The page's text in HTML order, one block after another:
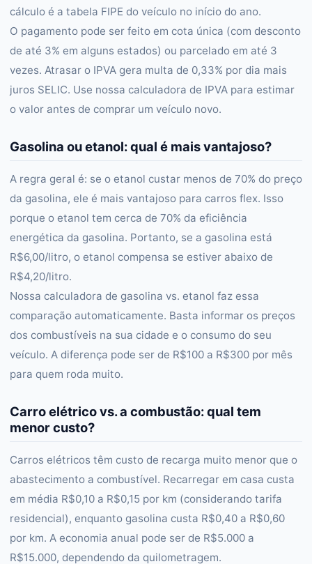
cálculo é a tabela FIPE do veículo no início do ano.
O pagamento pode ser feito em cota única (com desconto
de até 3% em alguns estados) ou parcelado em até 3
vezes. Atrasar o IPVA gera multa de 0,33% por dia mais
juros SELIC. Use nossa calculadora de IPVA para estimar
o valor antes de comprar um veículo novo.
Gasolina ou etanol: qual é mais vantajoso?
A regra geral é: se o etanol custar menos de 70% do preço
da gasolina, ele é mais vantajoso para carros flex. Isso
porque o etanol tem cerca de 70% da eficiência
energética da gasolina. Portanto, se a gasolina está
R$6,00/litro, o etanol compensa se estiver abaixo de
R$4,20/litro.
Nossa calculadora de gasolina vs. etanol faz essa
comparação automaticamente. Basta informar os preços
dos combustíveis na sua cidade e o consumo do seu
veículo. A diferença pode ser de R$100 a R$300 por mês
para quem roda muito.
Carro elétrico vs. a combustão: qual tem
menor custo?
Carros elétricos têm custo de recarga muito menor que o
abastecimento a combustível. Recarregar em casa custa
em média R$0,10 a R$0,15 por km (considerando tarifa
residencial), enquanto gasolina custa R$0,40 a R$0,60
por km. A economia anual pode ser de R$5.000 a
R$15.000, dependendo da quilometragem.